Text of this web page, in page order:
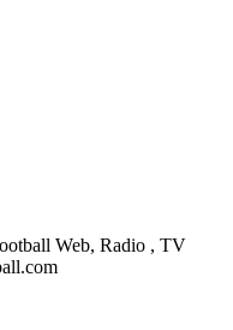
Web, Radio , TV